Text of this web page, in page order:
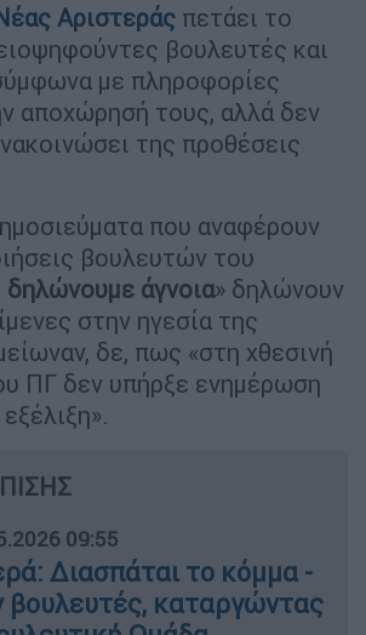
Αριστεράς πετάει το
βουλευτές και
με πληροφορίες
αποχώρησή τους, αλλά δεν
της προθέσεις
που αναφέρουν
βουλευτών του
δηλώνουμε άγνοια» δηλώνουν
στην ηγεσία της
δε, πως «στη χθεσινή
ΠΓ δεν υπήρξε ενημέρωση
09:55
Διασπάται το κόμμα -
καταργώντας